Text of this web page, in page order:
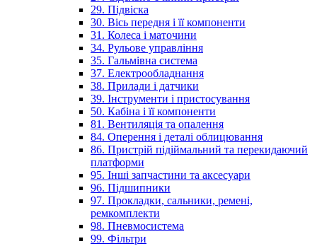
29. Підвіска
30. Вісь передня і її компоненти
31. Колеса і маточини
34. Рульове управління
35. Гальмівна система
37. Електрообладнання
38. Прилади і датчики
39. Інструменти і пристосування
50. Кабіна і її компоненти
81. Вентиляція та опалення
84. Оперення і деталі облицювання
86. Пристрій підіймальний та перекидаючий
платформи
95. Інші запчастини та аксесуари
96. Підшипники
97. Прокладки, сальники, ремені,
ремкомплекти
98. Пневмосистема
99. Фільтри